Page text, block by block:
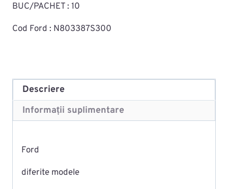
BUC/PACHET : 10
Cod Ford : N803387S300
Descriere
Informații suplimentare
Ford
diferite modele